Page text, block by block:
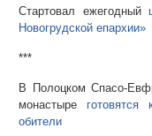
Стартовал ежегодный
Новогрудской епархии»
***
В Полоцком Спасо-
монастыре готовятся
обители